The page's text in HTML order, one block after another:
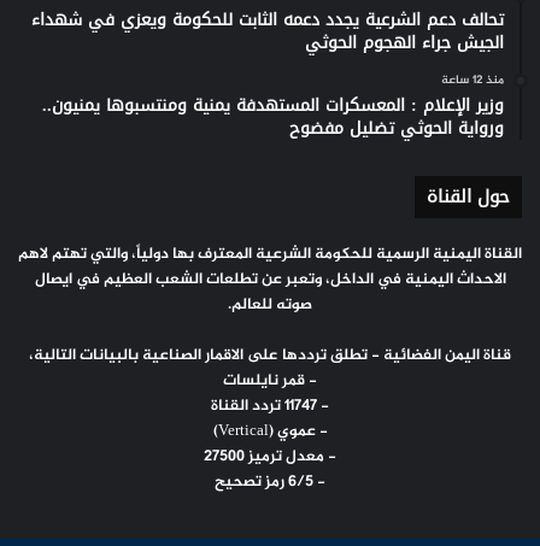
تحالف دعم الشرعية يجدد دعمه الثابت للحكومة ويعزي في شهداء
الجيش جراء الهجوم الحوثي
منذ 12 ساعة
وزير الإعلام : المعسكرات المستهدفة يمنية ومنتسبوها يمنيون..
ورواية الحوثي تضليل مفضوح
حول القناة
القناة اليمنية الرسمية للحكومة الشرعية المعترف بها دولياً، والتي تهتم لاهم
الاحداث اليمنية في الداخل، وتعبر عن تطلعات الشعب العظيم في ايصال
صوته للعالم.
قناة اليمن الفضائية - تطلق ترددها على الاقمار الصناعية بالبيانات التالية،
- قمر نايلسات
- 11747 تردد القناة
- عموي (Vertical)
- معدل ترميز 27500
- 6/5 رمز تصحيح